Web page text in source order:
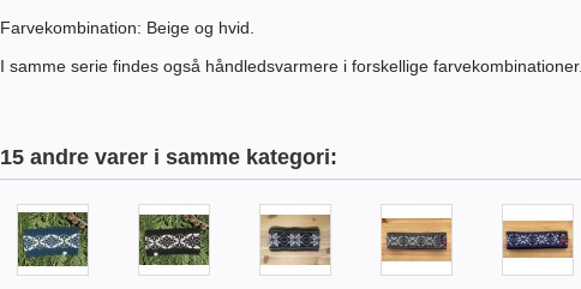
Farvekombination: Beige og hvid.
I samme serie findes også håndledsvarmere i forskellige farvekombinationer.
15 andre varer i samme kategori: